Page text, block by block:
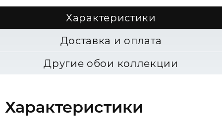
Характеристики
Доставка и оплата
Другие обои коллекции
Характеристики